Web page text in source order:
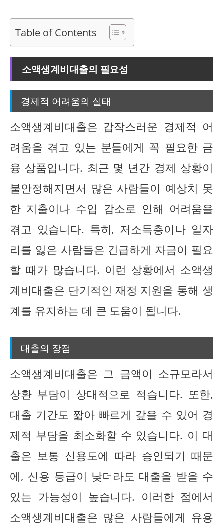
Table of Contents
소액생계비대출의 필요성
경제적 어려움의 실태
소액생계비대출은 갑작스러운 경제적 어
려움을 겪고 있는 분들에게 꼭 필요한 금
융 상품입니다. 최근 몇 년간 경제 상황이
불안정해지면서 많은 사람들이 예상치 못
한 지출이나 수입 감소로 인해 어려움을
겪고 있습니다. 특히, 저소득층이나 일자
리를 잃은 사람들은 긴급하게 자금이 필요
할 때가 많습니다. 이런 상황에서 소액생
계비대출은 단기적인 재정 지원을 통해 생
계를 유지하는 데 큰 도움이 됩니다.
대출의 장점
소액생계비대출은 그 금액이 소규모라서
상환 부담이 상대적으로 적습니다. 또한,
대출 기간도 짧아 빠르게 갚을 수 있어 경
제적 부담을 최소화할 수 있습니다. 이 대
출은 보통 신용도에 따라 승인되기 때문
에, 신용 등급이 낮더라도 대출을 받을 수
있는 가능성이 높습니다. 이러한 점에서
소액생계비대출은 많은 사람들에게 유용